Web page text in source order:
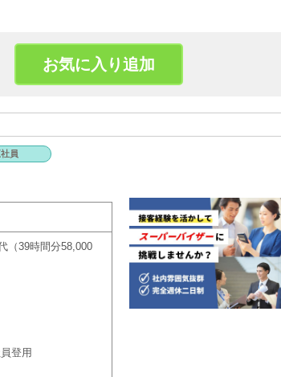
お気に入り追加
員
（39時間分58,000
登用